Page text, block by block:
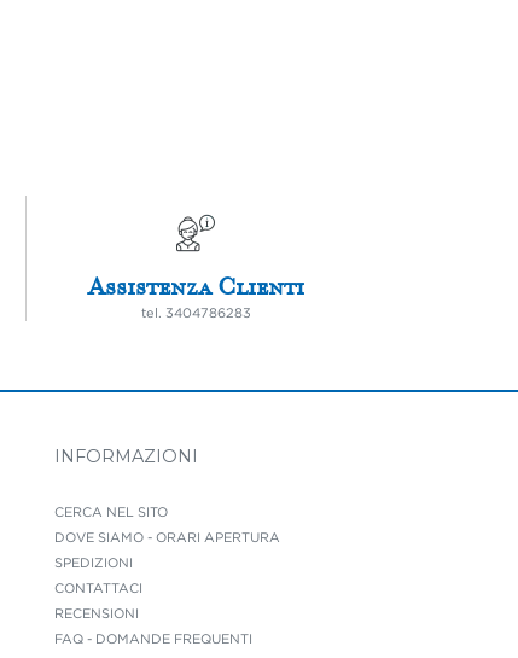
Assistenza Clienti
tel. 3404786283
INFORMAZIONI
CERCA NEL SITO
DOVE SIAMO - ORARI APERTURA
SPEDIZIONI
CONTATTACI
RECENSIONI
FAQ - DOMANDE FREQUENTI